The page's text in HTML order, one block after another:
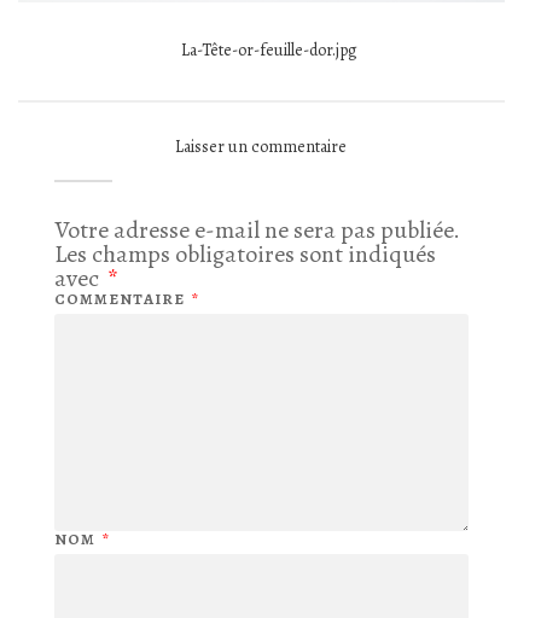
La-Tête-or-feuille-dor.jpg
Laisser un commentaire
Votre adresse e-mail ne sera pas publiée.
Les champs obligatoires sont indiqués
avec *
COMMENTAIRE *
NOM *